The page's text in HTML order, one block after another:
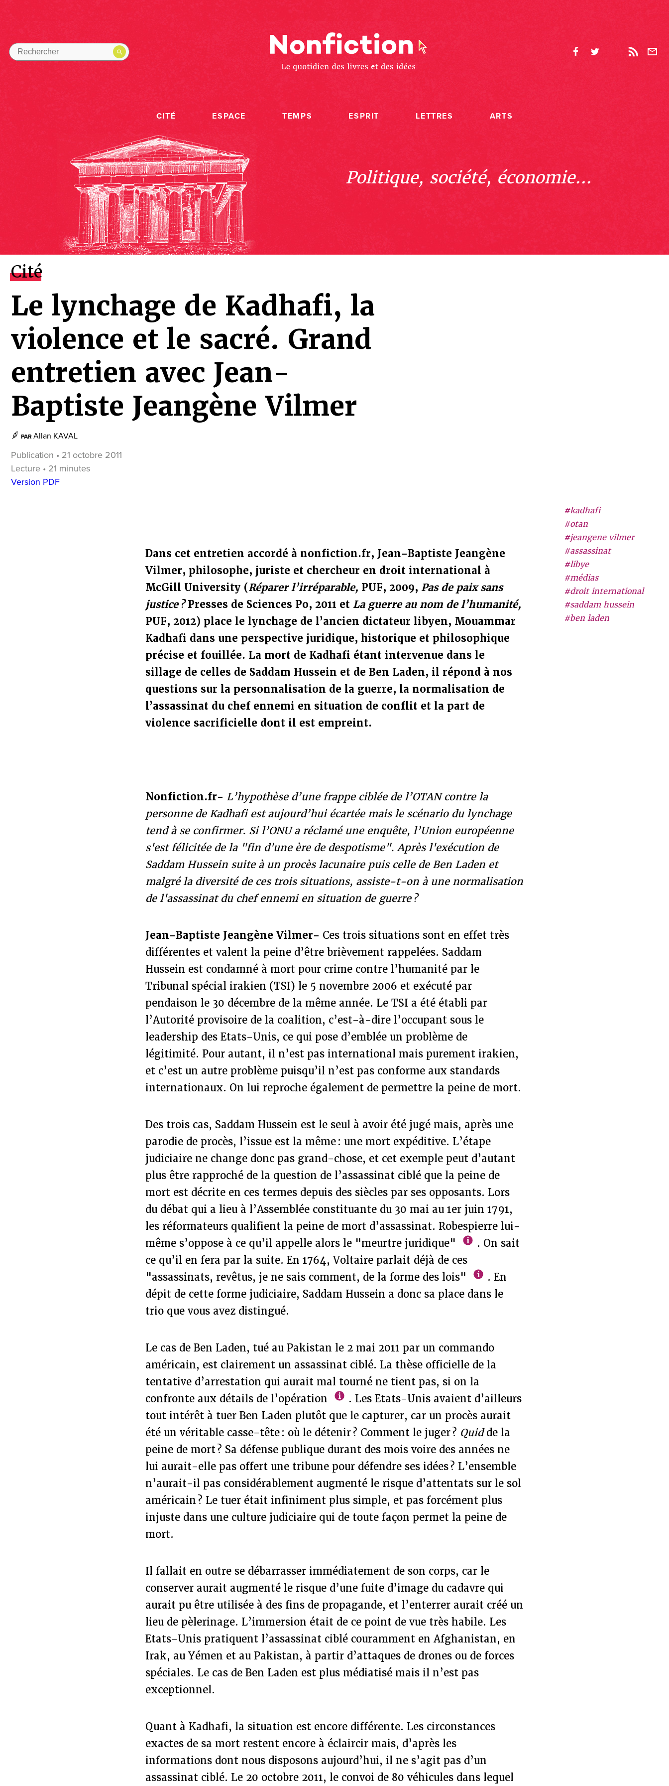
CITÉ ESPACE TEMPS ESPRIT LETTRES ARTS
Politique, société, économie...
Cité
Le lynchage de Kadhafi, la
violence et le sacré. Grand
entretien avec Jean-
Baptiste Jeangène Vilmer
PAR Allan KAVAL
Publication • 21 octobre 2011
Lecture • 21 minutes
Version PDF
#kadhafi
#otan
#jeangene vilmer
#assassinat
#libye
#médias
#droit international
#saddam hussein
#ben laden
Dans cet entretien accordé à nonfiction.fr, Jean-Baptiste Jeangène
Vilmer, philosophe, juriste et chercheur en droit international à
McGill University (Réparer l’irréparable, PUF, 2009, Pas de paix sans
justice ?Presses de Sciences Po, 2011 et La guerre au nom de l’humanité,
PUF, 2012) place le lynchage de l’ancien dictateur libyen, Mouammar
Kadhafi dans une perspective juridique, historique et philosophique
précise et fouillée. La mort de Kadhafi étant intervenue dans le
sillage de celles de Saddam Hussein et de Ben Laden, il répond à nos
questions sur la personnalisation de la guerre, la normalisation de
l’assassinat du chef ennemi en situation de conflit et la part de
violence sacrificielle dont il est empreint.
Nonfiction.fr- L’hypothèse d’une frappe ciblée de l’OTAN contre la
personne de Kadhafi est aujourd’hui écartée mais le scénario du lynchage
tend à se confirmer. Si l’ONU a réclamé une enquête, l’Union européenne
s'est félicitée de la "fin d'une ère de despotisme". Après l'exécution de
Saddam Hussein suite à un procès lacunaire puis celle de Ben Laden et
malgré la diversité de ces trois situations, assiste-t-on à une normalisation
de l'assassinat du chef ennemi en situation de guerre ?
Jean-Baptiste Jeangène Vilmer- Ces trois situations sont en effet très
différentes et valent la peine d’être brièvement rappelées. Saddam
Hussein est condamné à mort pour crime contre l’humanité par le
Tribunal spécial irakien (TSI) le 5 novembre 2006 et exécuté par
pendaison le 30 décembre de la même année. Le TSI a été établi par
l’Autorité provisoire de la coalition, c’est-à-dire l’occupant sous le
leadership des Etats-Unis, ce qui pose d’emblée un problème de
légitimité. Pour autant, il n’est pas international mais purement irakien,
et c’est un autre problème puisqu’il n’est pas conforme aux standards
internationaux. On lui reproche également de permettre la peine de mort.
Des trois cas, Saddam Hussein est le seul à avoir été jugé mais, après une
parodie de procès, l’issue est la même : une mort expéditive. L’étape
judiciaire ne change donc pas grand-chose, et cet exemple peut d’autant
plus être rapproché de la question de l’assassinat ciblé que la peine de
mort est décrite en ces termes depuis des siècles par ses opposants. Lors
du débat qui a lieu à l’Assemblée constituante du 30 mai au 1er juin 1791,
les réformateurs qualifient la peine de mort d’assassinat. Robespierre lui-
même s’oppose à ce qu’il appelle alors le "meurtre juridique"
. On sait
ce qu’il en fera par la suite. En 1764, Voltaire parlait déjà de ces
"assassinats, revêtus, je ne sais comment, de la forme des lois"
. En
dépit de cette forme judiciaire, Saddam Hussein a donc sa place dans le
trio que vous avez distingué.
Le cas de Ben Laden, tué au Pakistan le 2 mai 2011 par un commando
américain, est clairement un assassinat ciblé. La thèse officielle de la
tentative d’arrestation qui aurait mal tourné ne tient pas, si on la
confronte aux détails de l’opération
. Les Etats-Unis avaient d’ailleurs
tout intérêt à tuer Ben Laden plutôt que le capturer, car un procès aurait
été un véritable casse-tête : où le détenir ? Comment le juger ? Quidde la
peine de mort ? Sa défense publique durant des mois voire des années ne
lui aurait-elle pas offert une tribune pour défendre ses idées ? L’ensemble
n’aurait-il pas considérablement augmenté le risque d’attentats sur le sol
américain ? Le tuer était infiniment plus simple, et pas forcément plus
injuste dans une culture judiciaire qui de toute façon permet la peine de
mort.
Il fallait en outre se débarrasser immédiatement de son corps, car le
conserver aurait augmenté le risque d’une fuite d’image du cadavre qui
aurait pu être utilisée à des fins de propagande, et l’enterrer aurait créé un
lieu de pèlerinage. L’immersion était de ce point de vue très habile. Les
Etats-Unis pratiquent l’assassinat ciblé couramment en Afghanistan, en
Irak, au Yémen et au Pakistan, à partir d’attaques de drones ou de forces
spéciales. Le cas de Ben Laden est plus médiatisé mais il n’est pas
exceptionnel.
Quant à Kadhafi, la situation est encore différente. Les circonstances
exactes de sa mort restent encore à éclaircir mais, d’après les
informations dont nous disposons aujourd’hui, il ne s’agit pas d’un
assassinat ciblé. Le 20 octobre 2011, le convoi de 80 véhicules dans lequel